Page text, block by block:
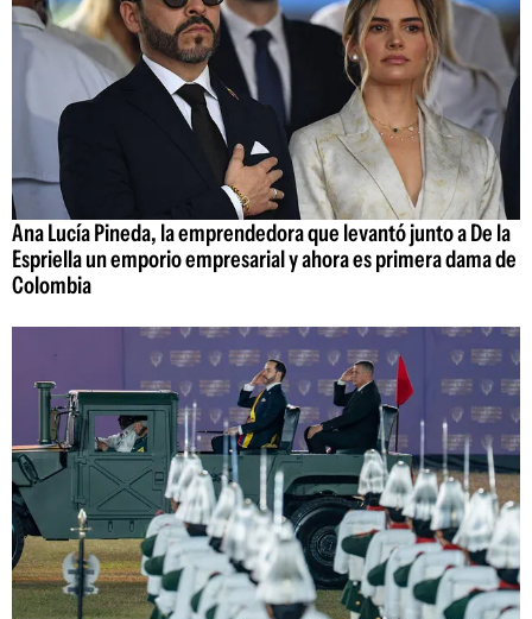
Ana Lucía Pineda, la emprendedora que levantó junto a De la
Espriella un emporio empresarial y ahora es primera dama de
Colombia